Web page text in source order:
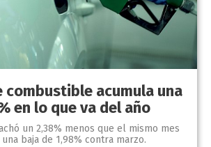
combustible acumula una
en lo que va del año
un 2,38% menos que el mismo mes
baja de 1,98% contra marzo.